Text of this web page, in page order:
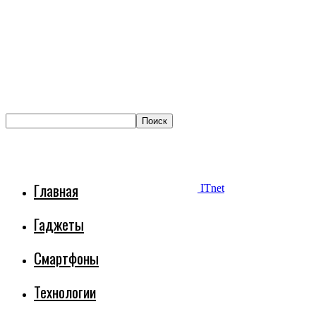
ITnet
Главная
Гаджеты
Смартфоны
Технологии